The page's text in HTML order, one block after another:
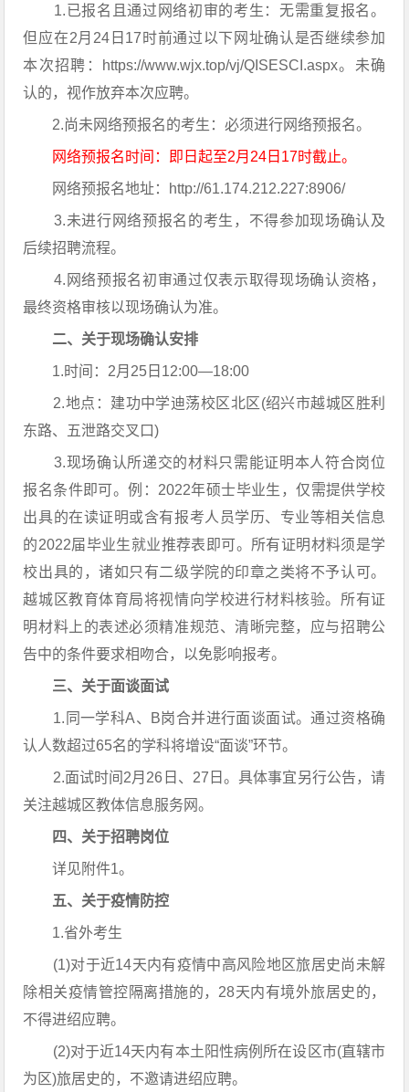
1.已报名且通过网络初审的考生：无需重复报名。
但应在2月24日17时前通过以下网址确认是否继续参加
本次招聘：https://www.wjx.top/vj/QISESCI.aspx。未确
认的，视作放弃本次应聘。
2.尚未网络预报名的考生：必须进行网络预报名。
网络预报名时间：即日起至2月24日17时截止。
网络预报名地址：http://61.174.212.227:8906/
3.未进行网络预报名的考生，不得参加现场确认及
后续招聘流程。
4.网络预报名初审通过仅表示取得现场确认资格，
最终资格审核以现场确认为准。
二、关于现场确认安排
1.时间：2月25日12:00—18:00
2.地点：建功中学迪荡校区北区(绍兴市越城区胜利
东路、五泄路交叉口)
3.现场确认所递交的材料只需能证明本人符合岗位
报名条件即可。例：2022年硕士毕业生，仅需提供学校
出具的在读证明或含有报考人员学历、专业等相关信息
的2022届毕业生就业推荐表即可。所有证明材料须是学
校出具的，诸如只有二级学院的印章之类将不予认可。
越城区教育体育局将视情向学校进行材料核验。所有证
明材料上的表述必须精准规范、清晰完整，应与招聘公
告中的条件要求相吻合，以免影响报考。
三、关于面谈面试
1.同一学科A、B岗合并进行面谈面试。通过资格确
认人数超过65名的学科将增设“面谈”环节。
2.面试时间2月26日、27日。具体事宜另行公告，请
关注越城区教体信息服务网。
四、关于招聘岗位
详见附件1。
五、关于疫情防控
1.省外考生
(1)对于近14天内有疫情中高风险地区旅居史尚未解
除相关疫情管控隔离措施的，28天内有境外旅居史的，
不得进绍应聘。
(2)对于近14天内有本土阳性病例所在设区市(直辖市
为区)旅居史的，不邀请进绍应聘。